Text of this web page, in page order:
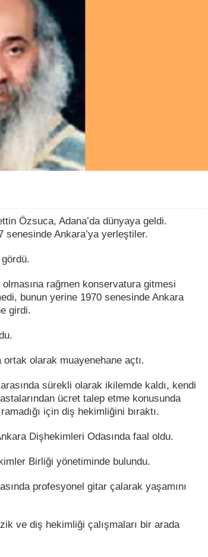
Özsuca, Adana’da dünyaya geldi.
senesinde Ankara’ya yerleştiler.
rağmen konservatura gitmesi
bunun yerine 1970 senesinde Ankara
girdi.
olarak muayenehane açtı.
sürekli olarak ikilemde kaldı, kendi
ücret talep etme konusunda
için diş hekimliğini bıraktı.
Dişhekimleri Odasında faal oldu.
Birliği yönetiminde bulundu.
profesyonel gitar çalarak yaşamını
ve diş hekimliği çalışmaları bir arada